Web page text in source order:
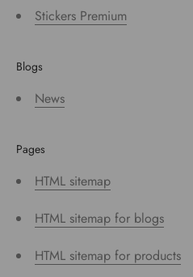
Stickers Premium
Blogs
News
Pages
HTML sitemap
HTML sitemap for blogs
HTML sitemap for products